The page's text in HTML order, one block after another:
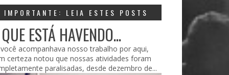
IMPORTANTE: LEIA ESTES POSTS
ESTÁ HAVENDO...
você acompanhava nosso trabalho por aqui,
certeza notou que nossas atividades foram
paralisadas, desde dezembro de...